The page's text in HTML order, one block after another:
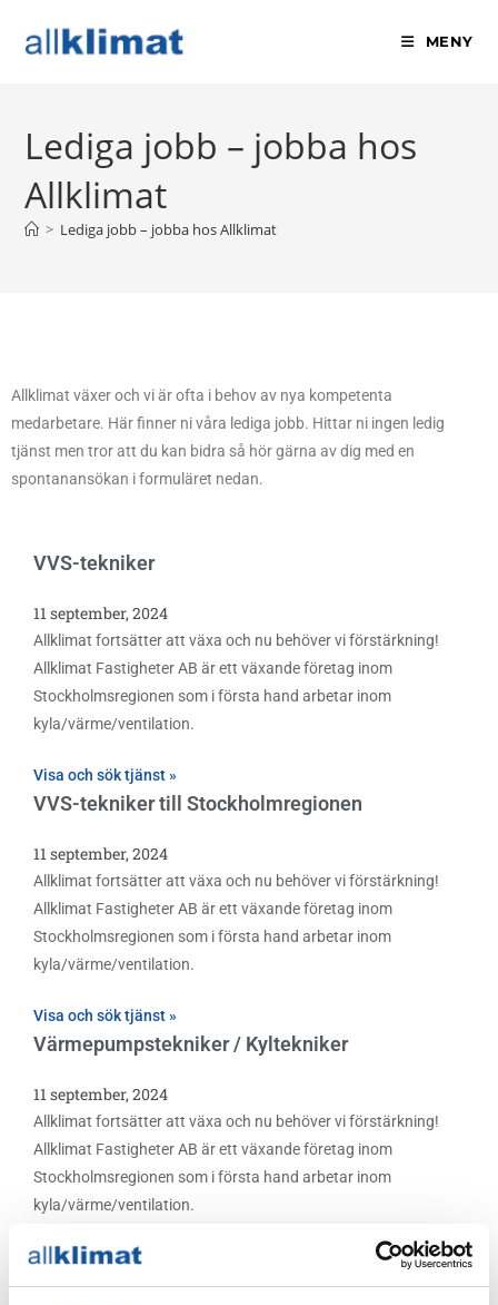
MENY
Lediga jobb – jobba hos
Allklimat
> Lediga jobb – jobba hos Allklimat
Allklimat växer och vi är ofta i behov av nya kompetenta
medarbetare. Här finner ni våra lediga jobb. Hittar ni ingen ledig
tjänst men tror att du kan bidra så hör gärna av dig med en
spontanansökan i formuläret nedan.
VVS-tekniker
11 september, 2024
Allklimat fortsätter att växa och nu behöver vi förstärkning!
Allklimat Fastigheter AB är ett växande företag inom
Stockholmsregionen som i första hand arbetar inom
kyla/värme/ventilation.
Visa och sök tjänst »
VVS-tekniker till Stockholmregionen
11 september, 2024
Allklimat fortsätter att växa och nu behöver vi förstärkning!
Allklimat Fastigheter AB är ett växande företag inom
Stockholmsregionen som i första hand arbetar inom
kyla/värme/ventilation.
Visa och sök tjänst »
Värmepumpstekniker / Kyltekniker
11 september, 2024
Allklimat fortsätter att växa och nu behöver vi förstärkning!
Allklimat Fastigheter AB är ett växande företag inom
Stockholmsregionen som i första hand arbetar inom
kyla/värme/ventilation.
Visa och sök tjänst »